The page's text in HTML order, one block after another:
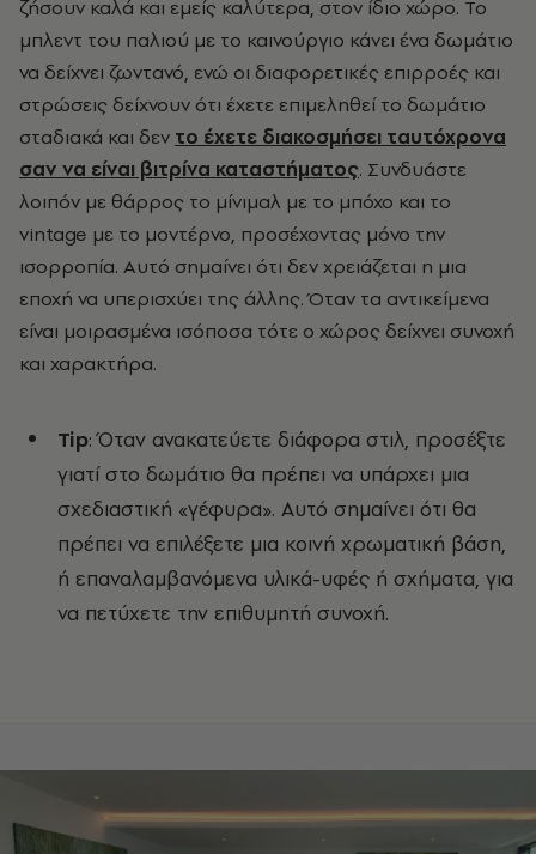
ζήσουν καλά και εμείς καλύτερα, στον ίδιο χώρο. Το
μπλεντ του παλιού με το καινούργιο κάνει ένα δωμάτιο
να δείχνει ζωντανό, ενώ οι διαφορετικές επιρροές και
στρώσεις δείχνουν ότι έχετε επιμεληθεί το δωμάτιο
σταδιακά και δεν το έχετε διακοσμήσει ταυτόχρονα
σαν να είναι βιτρίνα καταστήματος. Συνδυάστε
λοιπόν με θάρρος το μίνιμαλ με το μπόχο και το
vintage με το μοντέρνο, προσέχοντας μόνο την
ισορροπία. Αυτό σημαίνει ότι δεν χρειάζεται η μια
εποχή να υπερισχύει της άλλης. Όταν τα αντικείμενα
είναι μοιρασμένα ισόποσα τότε ο χώρος δείχνει συνοχή
και χαρακτήρα.
Tip: Όταν ανακατεύετε διάφορα στιλ, προσέξτε
γιατί στο δωμάτιο θα πρέπει να υπάρχει μια
σχεδιαστική «γέφυρα». Αυτό σημαίνει ότι θα
πρέπει να επιλέξετε μια κοινή χρωματική βάση,
ή επαναλαμβανόμενα υλικά-υφές ή σχήματα, για
να πετύχετε την επιθυμητή συνοχή.